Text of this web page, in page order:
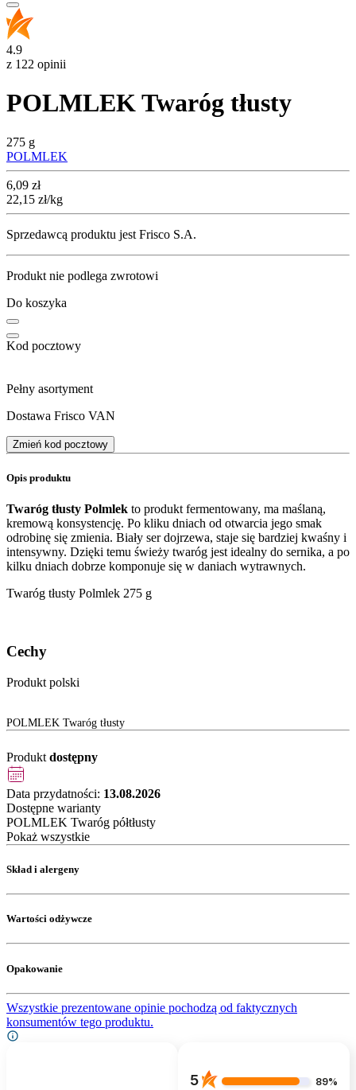
4.9
z 122 opinii
POLMLEK Twaróg tłusty
275 g
POLMLEK
Cena
6,09 zł
22,15 zł/kg
Sprzedawcą produktu jest Frisco S.A.
Produkt nie podlega zwrotowi
Do koszyka
Kod pocztowy
Pełny asortyment
Dostawa Frisco VAN
Zmień kod pocztowy
Opis produktu
Twaróg tłusty Polmlek to produkt fermentowany, ma maślaną,
kremową konsystencję. Po kliku dniach od otwarcia jego smak
odrobinę się zmienia. Biały ser dojrzewa, staje się bardziej kwaśny i
intensywny. Dzięki temu świeży twaróg jest idealny do sernika, a po
kilku dniach dobrze komponuje się w daniach wytrawnych.
Twaróg tłusty Polmlek 275 g
Cechy
Produkt polski
POLMLEK Twaróg tłusty
Produkt dostępny
Data przydatności: 13.08.2026
Dostępne warianty
POLMLEK Twaróg półtłusty
Pokaż wszystkie
Skład i alergeny
Wartości odżywcze
Opakowanie
Wszystkie prezentowane opinie pochodzą od faktycznych
konsumentów tego produktu.
5 89%